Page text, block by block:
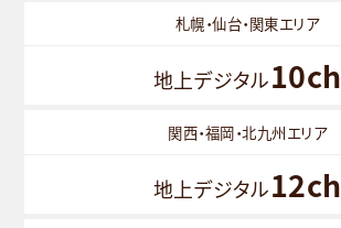
札幌・仙台・関東エリア
地上デジタル10ch
関西・福岡・北九州エリア
地上デジタル12ch